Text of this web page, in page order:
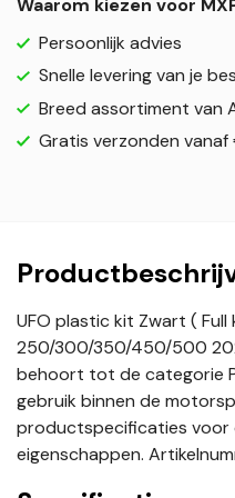
Waarom kiezen voor
Persoonlijk advies
Snelle levering van je
Breed assortiment van
Gratis verzonden
UFO plastic kit Zwart ( Full
250/300/350/450/500
behoort tot de categorie
gebruik binnen de
productspecificaties voor
eigenschappen.